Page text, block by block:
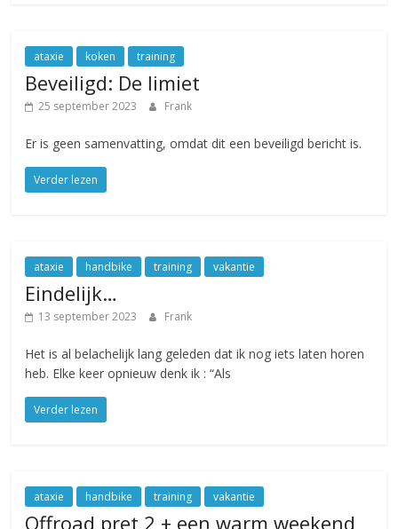
ataxie koken training
Beveiligd: De limiet
25 september 2023 Frank
Er is geen samenvatting, omdat dit een beveiligd bericht is.
Verder lezen
ataxie handbike training vakantie
Eindelijk…
13 september 2023 Frank
Het is al belachelijk lang geleden dat ik nog iets laten horen
heb. Elke keer opnieuw denk ik : “Als
Verder lezen
ataxie handbike training vakantie
Offroad pret 2 + een warm weekend